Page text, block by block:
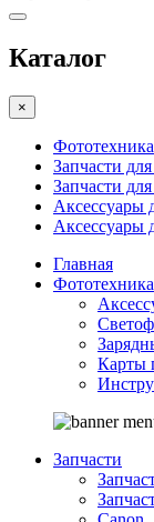
Каталог
×
Фототехника
Запчасти
Запчасти
Аксессуары
Аксессуары
Главная
Фототехника
Карты
Запчасти